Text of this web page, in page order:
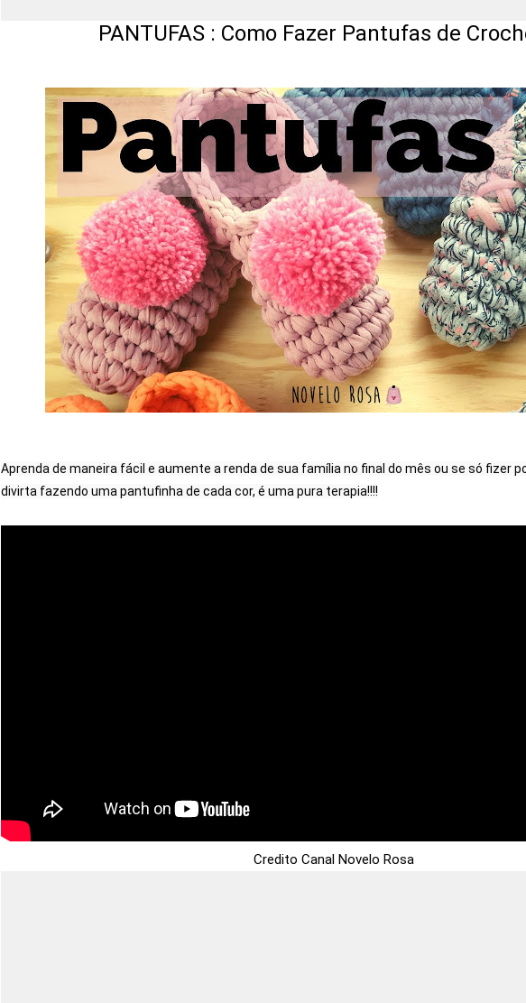
PANTUFAS : Como Fazer Pantufas de
Aprenda de maneira fácil e aumente a renda de sua família no final do mês ou se só fizer
divirta fazendo uma pantufinha de cada cor, é uma pura terapia!!!!
Credito Canal Novelo Rosa